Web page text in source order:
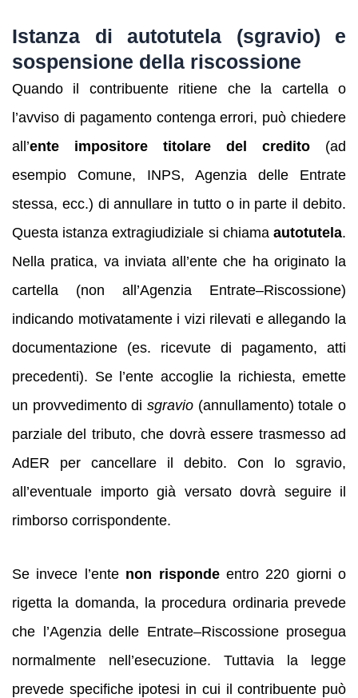
Istanza di autotutela (sgravio) e
sospensione della riscossione
Quando il contribuente ritiene che la cartella o
l’avviso di pagamento contenga errori, può chiedere
all’ente impositore titolare del credito (ad
esempio Comune, INPS, Agenzia delle Entrate
stessa, ecc.) di annullare in tutto o in parte il debito.
Questa istanza extragiudiziale si chiama autotutela.
Nella pratica, va inviata all’ente che ha originato la
cartella (non all’Agenzia Entrate–Riscossione)
indicando motivatamente i vizi rilevati e allegando la
documentazione (es. ricevute di pagamento, atti
precedenti). Se l’ente accoglie la richiesta, emette
un provvedimento di sgravio (annullamento) totale o
parziale del tributo, che dovrà essere trasmesso ad
AdER per cancellare il debito. Con lo sgravio,
all’eventuale importo già versato dovrà seguire il
rimborso corrispondente.
Se invece l’ente non rispondeentro 220 giorni o
rigetta la domanda, la procedura ordinaria prevede
che l’Agenzia delle Entrate–Riscossione prosegua
normalmente nell’esecuzione. Tuttavia la legge
prevede specifiche ipotesi in cui il contribuente può